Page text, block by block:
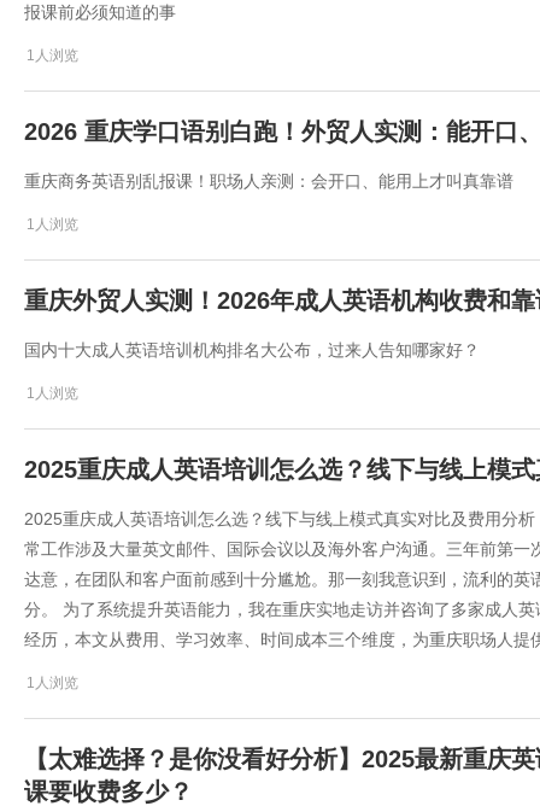
报课前必须知道的事
1人浏览
2026 重庆学口语别白跑！外贸人实测：能开口
重庆商务英语别乱报课！职场人亲测：会开口、能用上才叫真靠谱
1人浏览
重庆外贸人实测！2026年成人英语机构收费和
国内十大成人英语培训机构排名大公布，过来人告知哪家好？
1人浏览
2025重庆成人英语培训怎么选？线下与线上模
2025重庆成人英语培训怎么选？线下与线上模式真实对比及费用分
常工作涉及大量英文邮件、国际会议以及海外客户沟通。三年前第
达意，在团队和客户面前感到十分尴尬。那一刻我意识到，流利的
分。 为了系统提升英语能力，我在重庆实地走访并咨询了多家成人
经历，本文从费用、学习效率、时间成本三个维度，为重庆职场人提
1人浏览
【太难选择？是你没看好分析】2025最新重庆
课要收费多少？